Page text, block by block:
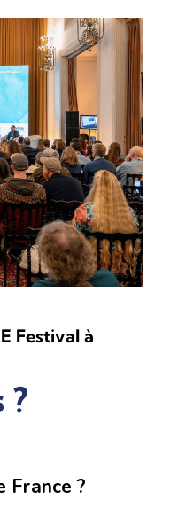
Festival à
?
France ?